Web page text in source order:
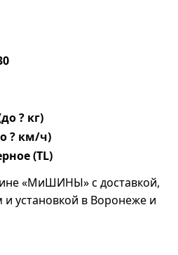
? кг)
? км/ч)
(TL)
«МиШИНЫ» с доставкой,
установкой в Воронеже и